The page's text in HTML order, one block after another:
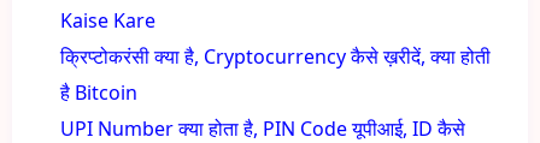
Kaise Kare
क्रिप्टोकरंसी क्या है, Cryptocurrency कैसे ख़रीदें, क्या होती
है Bitcoin
UPI Number क्या होता है, PIN Code यूपीआई, ID कैसे